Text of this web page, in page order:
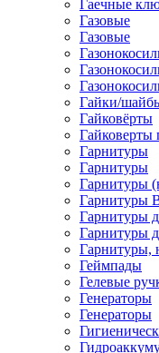
Гаечные
Газовые
Газовые
Гайки/
Гайковёрты
Гайковерты
Гарнитуры
Гарнитуры
Гарнитуры
Гарнитуры
Гарнитуры
Гарнитуры
Гарнитуры,
Геймпады
Гелевые
Генераторы
Генераторы